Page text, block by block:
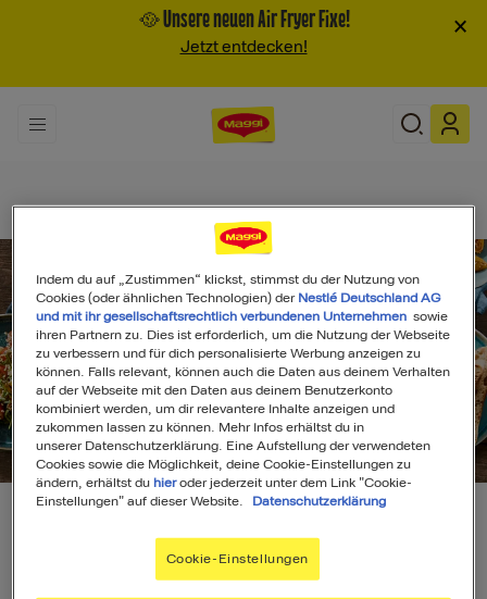
🥘 Unsere neuen Air Fryer Fixe!
Jetzt entdecken!
×
Search
Indem du auf „Zustimmen“ klickst, stimmst du der Nutzung von
Cookies (oder ähnlichen Technologien) der Nestlé Deutschland AG
und mit ihr gesellschaftsrechtlich verbundenen Unternehmen sowie
ihren Partnern zu. Dies ist erforderlich, um die Nutzung der Webseite
zu verbessern und für dich personalisierte Werbung anzeigen zu
können. Falls relevant, können auch die Daten aus deinem Verhalten
auf der Webseite mit den Daten aus deinem Benutzerkonto
kombiniert werden, um dir relevantere Inhalte anzeigen und
zukommen lassen zu können. Mehr Infos erhältst du in
unserer Datenschutzerklärung. Eine Aufstellung der verwendeten
Cookies sowie die Möglichkeit, deine Cookie-Einstellungen zu
ändern, erhältst duhieroder jederzeit unter dem Link "Cookie-
Einstellungen" auf dieser Website.
Datenschutzerklärung
Cookie-Einstellungen